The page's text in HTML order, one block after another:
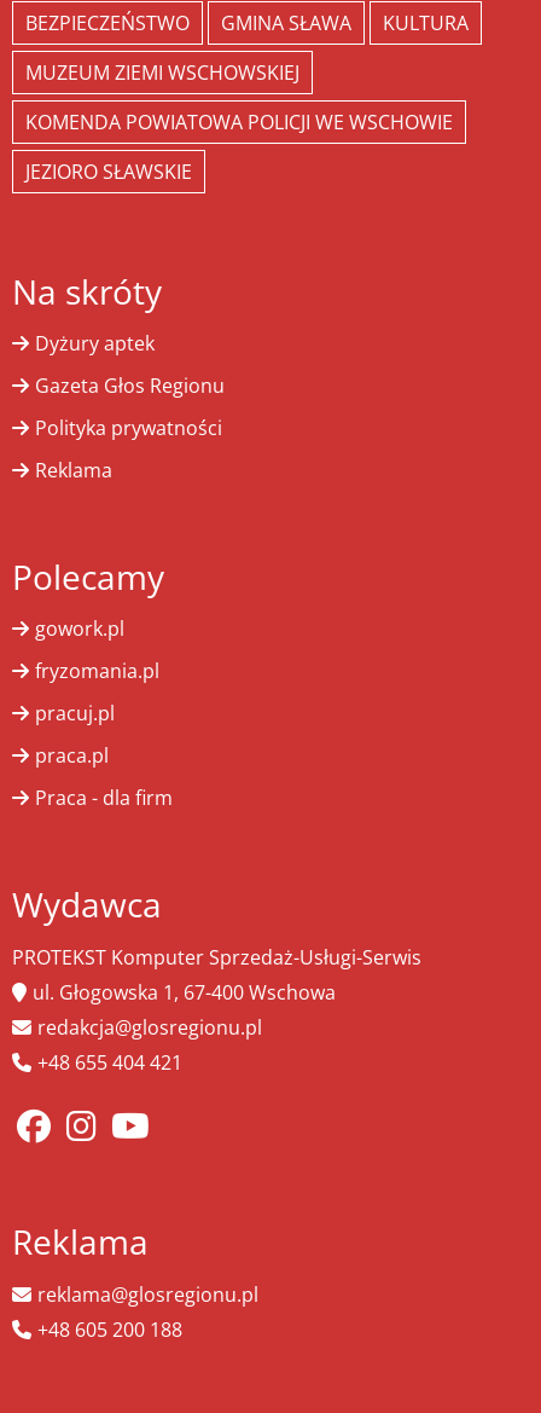
BEZPIECZEŃSTWO
GMINA SŁAWA
KULTURA
MUZEUM ZIEMI WSCHOWSKIEJ
KOMENDA POWIATOWA POLICJI WE WSCHOWIE
JEZIORO SŁAWSKIE
Na skróty
Dyżury aptek
Gazeta Głos Regionu
Polityka prywatności
Reklama
Polecamy
gowork.pl
fryzomania.pl
pracuj.pl
praca.pl
Praca - dla firm
Wydawca
PROTEKST Komputer Sprzedaż-Usługi-Serwis
ul. Głogowska 1, 67-400 Wschowa
redakcja@glosregionu.pl
+48 655 404 421
Reklama
reklama@glosregionu.pl
+48 605 200 188